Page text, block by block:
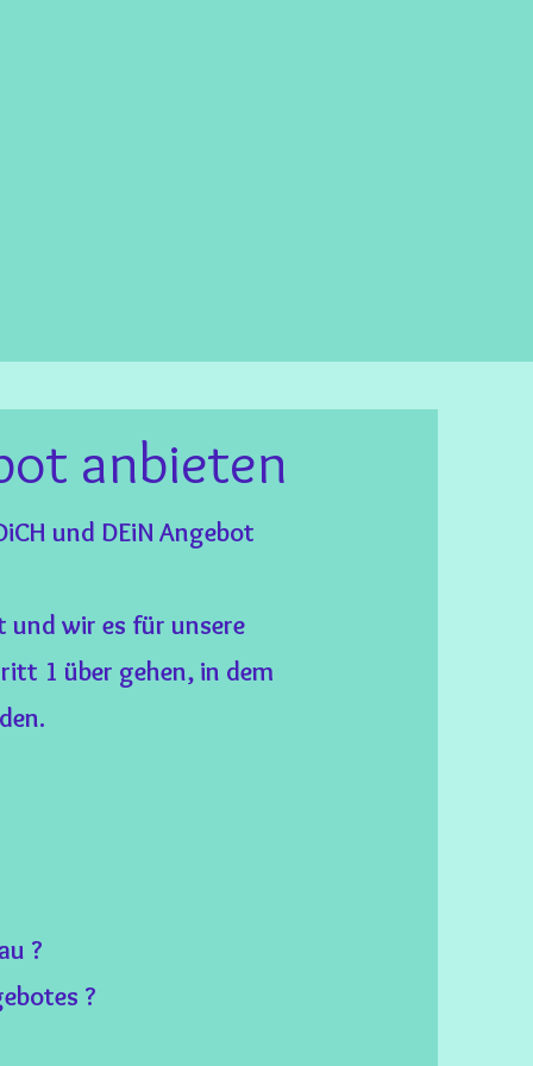
anbieten
und DEiN Angebot
und wir es für unsere
1 über gehen, in dem
?
?